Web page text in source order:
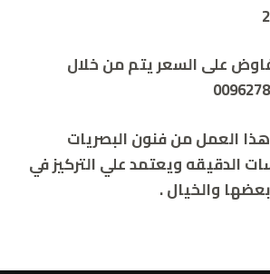
على السعر يتم من خلال
هذا العمل من فنون البصريات
الدقيقه ويعتمد علي التركيز في
والخيال .